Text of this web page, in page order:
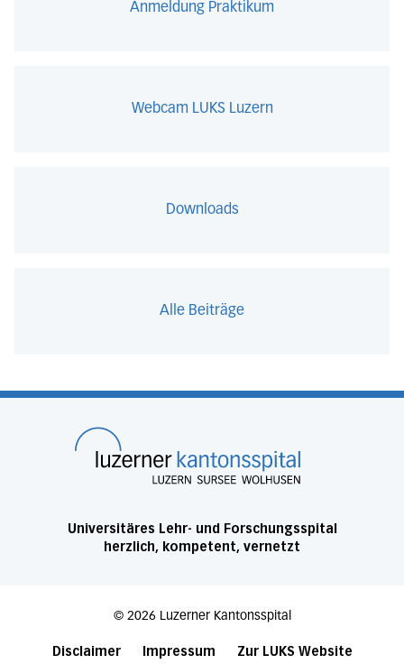
Anmeldung Praktikum
Webcam LUKS Luzern
Downloads
Alle Beiträge
Universitäres Lehr- und Forschungsspital
herzlich, kompetent, vernetzt
© 2026 Luzerner Kantonsspital
Disclaimer Impressum Zur LUKS Website